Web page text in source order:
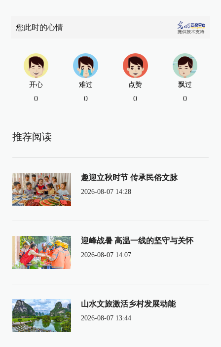
您此时的心情
开心
0
难过
0
点赞
0
飘过
0
推荐阅读
趣迎立秋时节 传承民俗文脉
2026-08-07 14:28
迎峰战暑 高温一线的坚守与关怀
2026-08-07 14:07
山水文旅激活乡村发展动能
2026-08-07 13:44